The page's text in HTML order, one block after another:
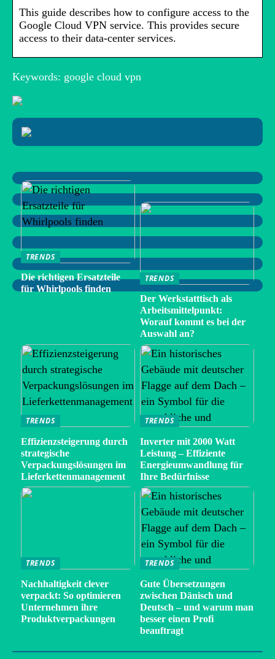
This guide describes how to configure access to the
Google Cloud VPN service. This provides secure
access to their data-center services.
Keywords: google cloud vpn
TRENDS
Die richtigen Ersatzteile
für Whirlpools finden
TRENDS
Der Werkstatttisch als
Arbeitsmittelpunkt:
Worauf kommt es bei der
Auswahl an?
TRENDS
Effizienzsteigerung durch
strategische
Verpackungslösungen im
Lieferkettenmanagement
TRENDS
Inverter mit 2000 Watt
Leistung – Effiziente
Energieumwandlung für
Ihre Bedürfnisse
TRENDS
Nachhaltigkeit clever
verpackt: So optimieren
Unternehmen ihre
Produktverpackungen
TRENDS
Gute Übersetzungen
zwischen Dänisch und
Deutsch – und warum man
besser einen Profi
beauftragt